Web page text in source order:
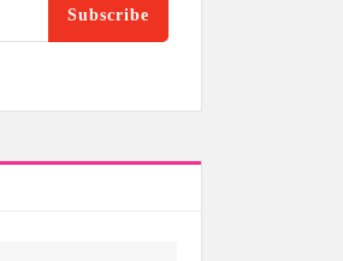
Subscribe